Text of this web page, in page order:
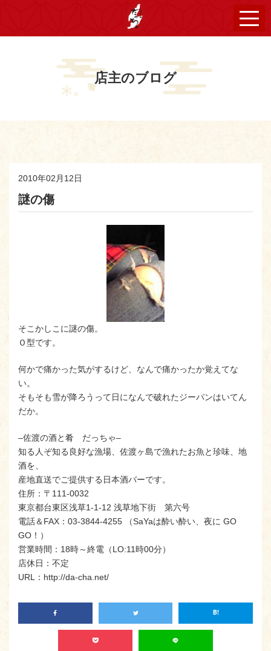
店主のブログ
2010年02月12日
謎の傷
そこかしこに謎の傷。
Ｏ型です。
何かで痛かった気がするけど、なんで痛かったか覚えてな
い。
そもそも雪が降ろうって日になんで破れたジーパンはいてん
だか。
–佐渡の酒と肴 だっちゃ–
知る人ぞ知る良好な漁場、佐渡ヶ島で漁れたお魚と珍味、地
酒を、
産地直送でご提供する日本酒バーです。
住所：〒111-0032
東京都台東区浅草1-1-12 浅草地下街 第六号
電話＆FAX：03-3844-4255 （SaYaは酔い酔い、夜に GO
GO！）
営業時間：18時～終電（LO:11時00分）
店休日：不定
URL：http://da-cha.net/